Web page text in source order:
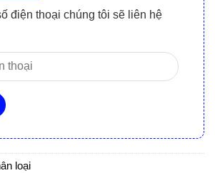
điện thoại chúng tôi sẽ liên hệ
loại